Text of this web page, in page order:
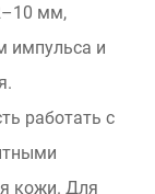
мм,
импульса и
работать с
кожи. Для